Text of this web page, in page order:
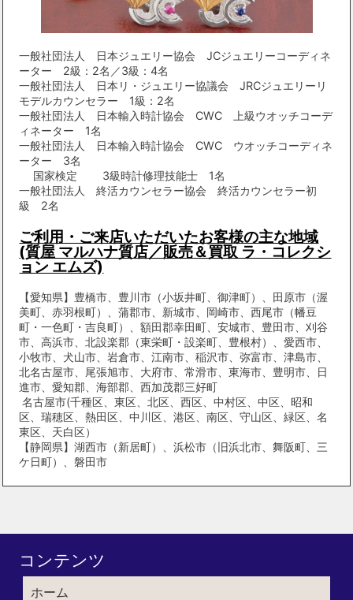
一般社団法人 日本ジュエリー協会 JCジュエリーコーディネ
ーター 2級：2名／3級：4名
一般社団法人 日本リ・ジュエリー協議会 JRCジュエリーリ
モデルカウンセラー 1級：2名
一般社団法人 日本輸入時計協会 CWC 上級ウオッチコーデ
ィネーター 1名
一般社団法人 日本輸入時計協会 CWC ウオッチコーディネ
ーター 3名
国家検定 3級時計修理技能士 1名
一般社団法人 終活カウンセラー協会 終活カウンセラー初
級 2名
ご利用・ご来店いただいたお客様の主な地域
(質屋 マルハナ質店／販売＆買取 ラ・コレクシ
ョン エムズ)
【愛知県】豊橋市、豊川市（小坂井町、御津町）、田原市（渥
美町、赤羽根町）、蒲郡市、新城市、岡崎市、西尾市（幡豆
町・一色町・吉良町）、額田郡幸田町、安城市、豊田市、刈谷
市、高浜市、北設楽郡（東栄町・設楽町、豊根村）、愛西市、
小牧市、犬山市、岩倉市、江南市、稲沢市、弥富市、津島市、
北名古屋市、尾張旭市、大府市、常滑市、東海市、豊明市、日
進市、愛知郡、海部郡、西加茂郡三好町
名古屋市(千種区、東区、北区、西区、中村区、中区、昭和
区、瑞穂区、熱田区、中川区、港区、南区、守山区、緑区、名
東区、天白区）
【静岡県】湖西市（新居町）、浜松市（旧浜北市、舞阪町、三
ケ日町）、磐田市
コンテンツ
ホーム